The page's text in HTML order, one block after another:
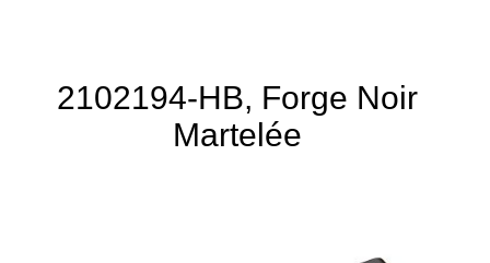
2102194-HB, Forge Noir
Martelée